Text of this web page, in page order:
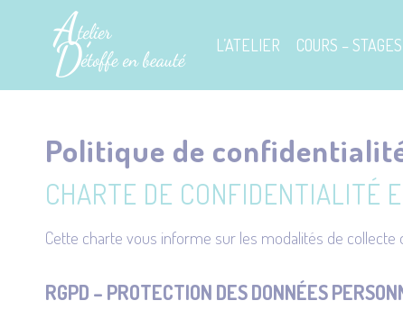
L’ATELIER COURS – STAGES
Politique de
CHARTE DE CONFIDENTIALITÉ
Cette charte vous informe sur les modalités de
RGPD – PROTECTION DES DONNÉES